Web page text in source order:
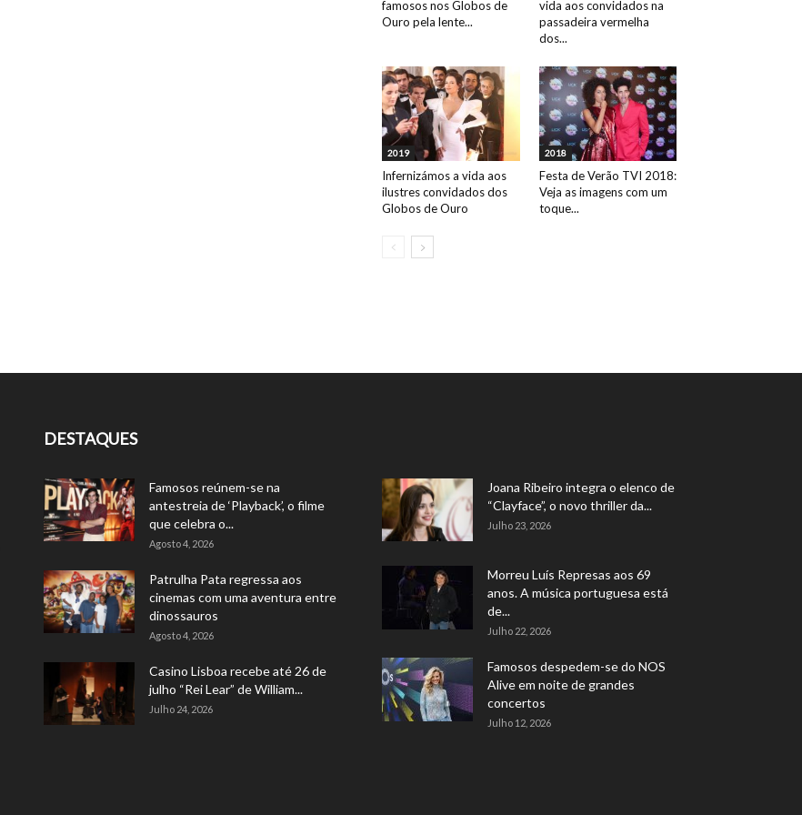
famosos nos Globos de
Ouro pela lente...
vida aos convidados na
passadeira vermelha
dos...
2019
Infernizámos a vida aos
ilustres convidados dos
Globos de Ouro
2018
Festa de Verão TVI 2018:
Veja as imagens com um
toque...
DESTAQUES
Famosos reúnem-se na
antestreia de ‘Playback’, o filme
que celebra o...
Agosto 4, 2026
Patrulha Pata regressa aos
cinemas com uma aventura entre
dinossauros
Agosto 4, 2026
Casino Lisboa recebe até 26 de
julho “Rei Lear” de William...
Julho 24, 2026
Joana Ribeiro integra o elenco de
“Clayface”, o novo thriller da...
Julho 23, 2026
Morreu Luís Represas aos 69
anos. A música portuguesa está
de...
Julho 22, 2026
Famosos despedem-se do NOS
Alive em noite de grandes
concertos
Julho 12, 2026